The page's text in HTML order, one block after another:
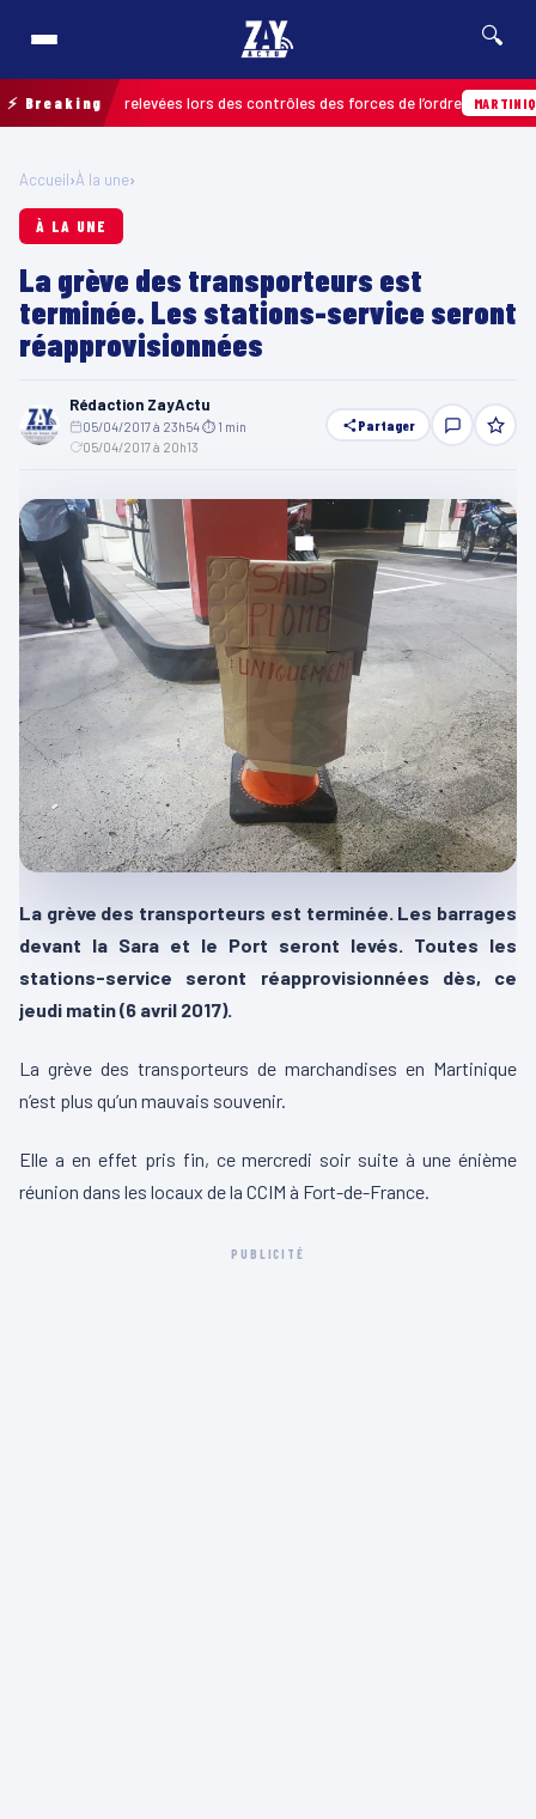
🔍
⚡ Breakingrelevées lors des contrôles des forces de l’ordre MARTINIQUE
Accueil›À la une›
À LA UNE
La grève des transporteurs est
terminée. Les stations-service seront
réapprovisionnées
Rédaction ZayActu
05/04/2017 à 23h54⏱ 1 min
05/04/2017 à 20h13
Partager
La grève des transporteurs est terminée. Les barrages
devant la Sara et le Port seront levés. Toutes les
stations-service seront réapprovisionnées dès, ce
jeudi matin (6 avril 2017).
La grève des transporteurs de marchandises en Martinique
n’est plus qu’un mauvais souvenir.
Elle a en effet pris fin, ce mercredi soir suite à une énième
réunion dans les locaux de la CCIM à Fort-de-France.
PUBLICITÉ